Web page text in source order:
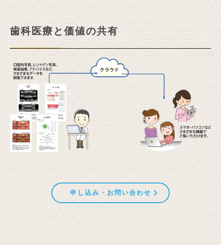
歯科医療と価値の共有
申し込み・お問い合わせ